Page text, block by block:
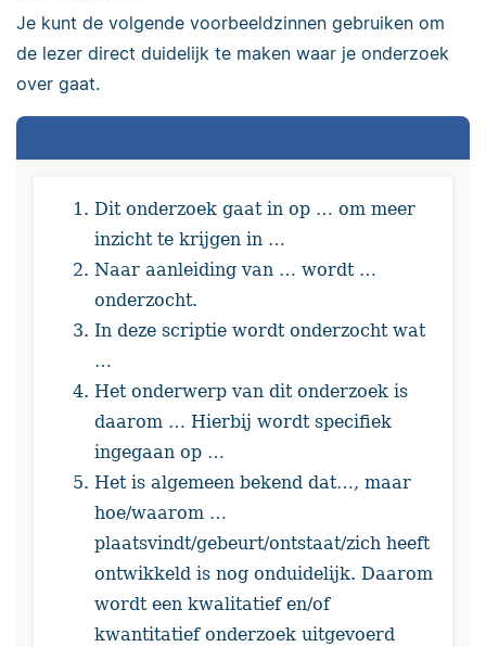
Je kunt de volgende voorbeeldzinnen gebruiken om
de lezer direct duidelijk te maken waar je onderzoek
over gaat.
Dit onderzoek gaat in op … om meer
inzicht te krijgen in …
Naar aanleiding van … wordt …
onderzocht.
In deze scriptie wordt onderzocht wat
…
Het onderwerp van dit onderzoek is
daarom … Hierbij wordt specifiek
ingegaan op …
Het is algemeen bekend dat…, maar
hoe/waarom …
plaatsvindt/gebeurt/ontstaat/zich heeft
ontwikkeld is nog onduidelijk. Daarom
wordt een kwalitatief en/of
kwantitatief onderzoek uitgevoerd